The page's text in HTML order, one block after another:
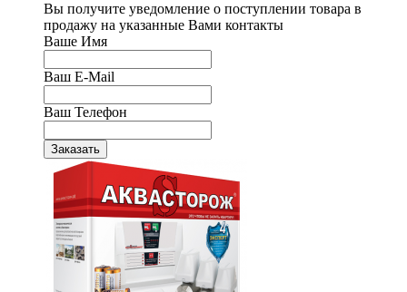
Вы получите уведомление о поступлении товара в
продажу на указанные Вами контакты
Ваше Имя
Ваш E-Mail
Ваш Телефон